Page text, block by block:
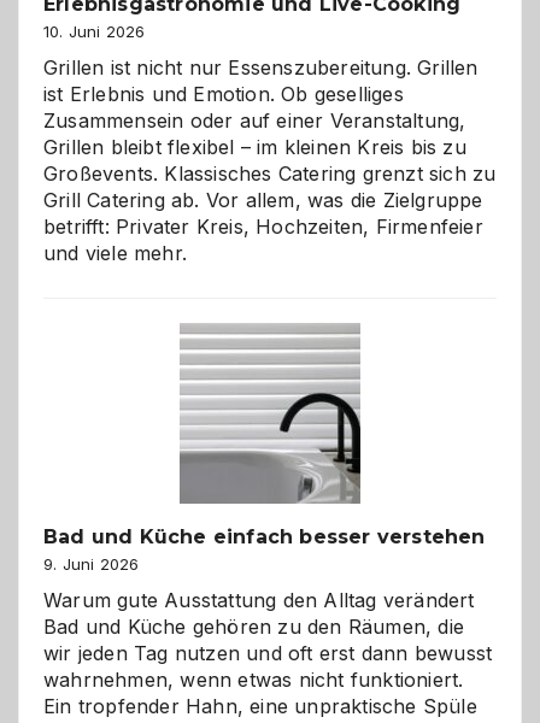
Erlebnisgastronomie und Live-Cooking
10. Juni 2026
Grillen ist nicht nur Essenszubereitung. Grillen
ist Erlebnis und Emotion. Ob geselliges
Zusammensein oder auf einer Veranstaltung,
Grillen bleibt flexibel – im kleinen Kreis bis zu
Großevents. Klassisches Catering grenzt sich zu
Grill Catering ab. Vor allem, was die Zielgruppe
betrifft: Privater Kreis, Hochzeiten, Firmenfeier
und viele mehr.
Bad und Küche einfach besser verstehen
9. Juni 2026
Warum gute Ausstattung den Alltag verändert
Bad und Küche gehören zu den Räumen, die
wir jeden Tag nutzen und oft erst dann bewusst
wahrnehmen, wenn etwas nicht funktioniert.
Ein tropfender Hahn, eine unpraktische Spüle